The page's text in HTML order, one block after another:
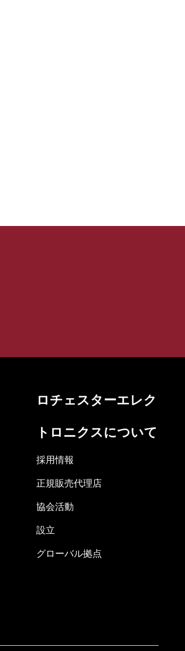
ロチェスターエレク
トロニクスについて
採用情報
正規販売代理店
協会活動
設立
グローバル拠点